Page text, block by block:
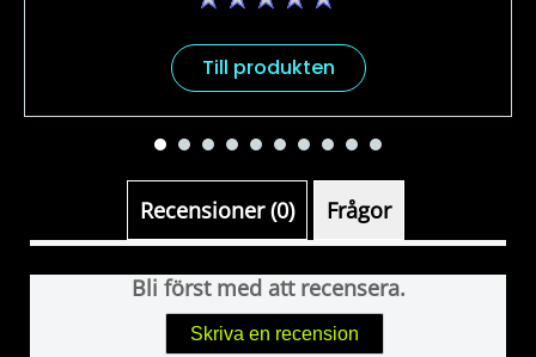
Inga
för
Till produkten
Recensioner (0) Frågor
Bli först med att recensera.
Skriva en recension